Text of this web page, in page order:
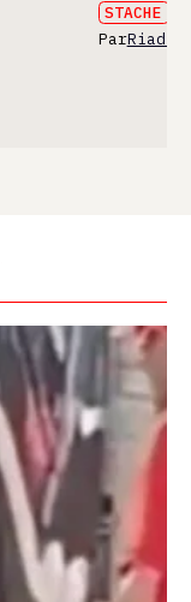
STACHE
ParRiad